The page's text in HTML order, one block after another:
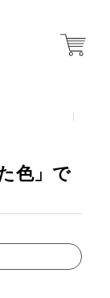
色」で